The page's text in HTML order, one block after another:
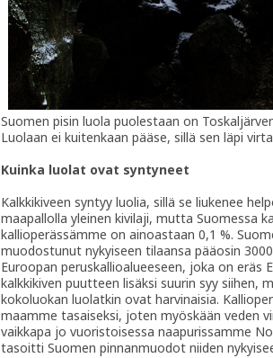
Suomen pisin luola puolestaan on
Luolaan ei kuitenkaan pääse, sillä sen läpi
Kuinka luolat ovat syntyneet
Kalkkikiveen syntyy luolia, sillä se liukenee
maapallolla yleinen kivilaji, mutta Suomessa
kallioperässämme on ainoastaan 0,1 %.
muodostunut nykyiseen tilaansa pääosin
Euroopan peruskallioalueeseen, joka on eräs
kalkkikiven puutteen lisäksi suurin syy siihen,
kokoluokan luolatkin ovat harvinaisia.
maamme tasaiseksi, joten myöskään veden
vaikkapa jo vuoristoisessa naapurissamme
tasoitti Suomen pinnanmuodot niiden